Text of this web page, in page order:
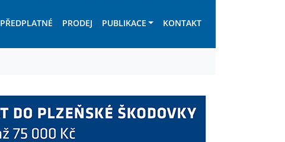
PŘEDPLATNÉ PRODEJ PUBLIKACE KONTAKT